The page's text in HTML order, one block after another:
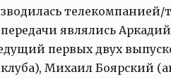
являлись
первых двух
Михаил Боярский